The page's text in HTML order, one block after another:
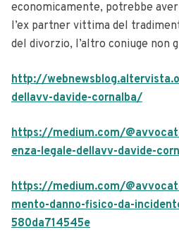
economicamente, potrebbe
l’ex partner vittima del
del divorzio, l’altro coniuge non
http://
dellavv-davide-cornalba/
https://medium.com/
enza-legale-dellavv-davide-
https://medium.com/
mento-danno-fisico-da-
580da714545e